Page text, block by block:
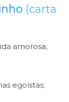
(carta
amorosa,
egoístas;